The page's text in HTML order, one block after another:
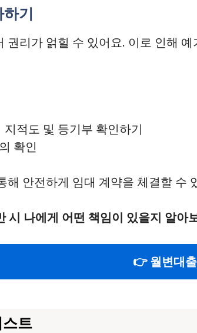
기
권리가 얽힐 수 있어요. 이로 인해
적도 및 등기부 확인하기
확인
해 안전하게 임대 계약을 체결할 수
시 나에게 어떤 책임이 있을지 알아
👉 월변대
트